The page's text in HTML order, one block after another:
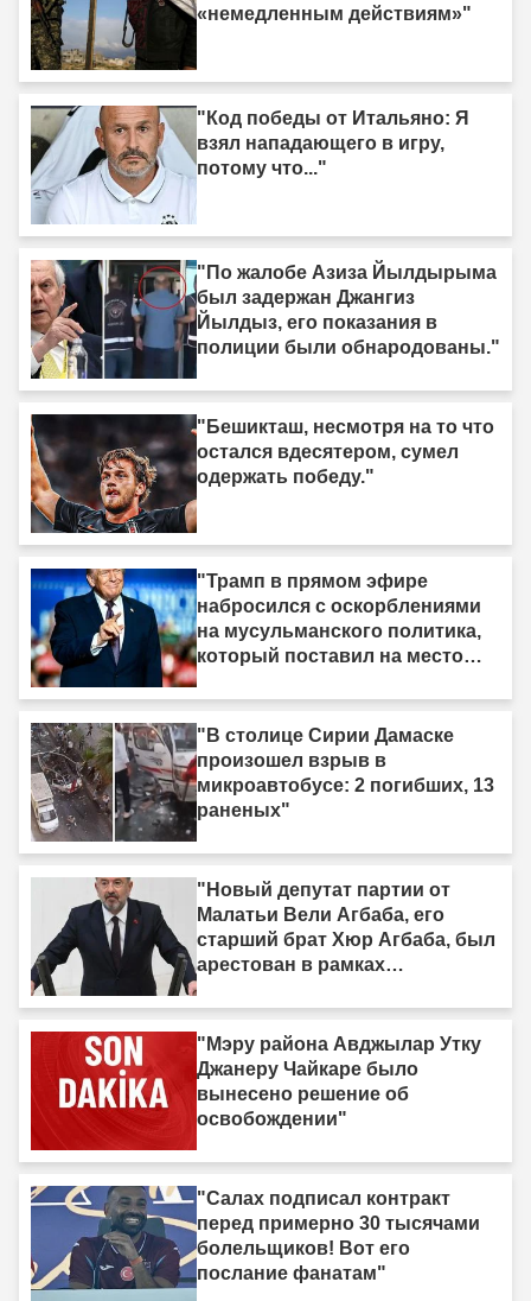
«немедленным действиям»"
"Код победы от Итальяно: Я
взял нападающего в игру,
потому что..."
"По жалобе Азиза Йылдырыма
был задержан Джангиз
Йылдыз, его показания в
полиции были обнародованы."
"Бешикташ, несмотря на то что
остался вдесятером, сумел
одержать победу."
"Трамп в прямом эфире
набросился с оскорблениями
на мусульманского политика,
который поставил на место
смотрю на него, я вижу только
дерьмо»"
"В столице Сирии Дамаске
произошел взрыв в
микроавтобусе: 2 погибших, 13
раненых"
"Новый депутат партии от
Малатьи Вели Агбаба, его
старший брат Хюр Агбаба, был
арестован в рамках
"Мэру района Авджылар Утку
Джанеру Чайкаре было
вынесено решение об
освобождении"
"Салах подписал контракт
перед примерно 30 тысячами
болельщиков! Вот его
послание фанатам"